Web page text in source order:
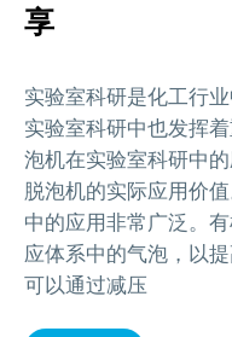
享
实验室科研是化工行
实验室科研中也发挥
泡机在实验室科研中
脱泡机的实际应用价
中的应用非常广泛。
应体系中的气泡，以
可以通过减压